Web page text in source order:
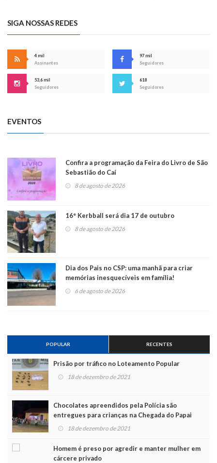
SIGA NOSSAS REDES
4 mil
Assinantes
97 mil
Seguidores
53,6 mil
Seguidores
618
Seguidores
EVENTOS
Confira a programação da Feira do Livro de São
Sebastião do Caí
8 de agosto de 2026
16° Kerbball será dia 17 de outubro
8 de agosto de 2026
Dia dos Pais no CSP: uma manhã para criar
memórias inesquecíveis em família!
6 de agosto de 2026
POPULAR RECENTES
Prisão por tráfico no Loteamento Popular
18 de dezembro de 2021
Chocolates apreendidos pela Polícia são
entregues para crianças na Chegada do Papai
Noel 18 de dezembro de 2021
Homem é preso por agredir e manter mulher em
cárcere privado